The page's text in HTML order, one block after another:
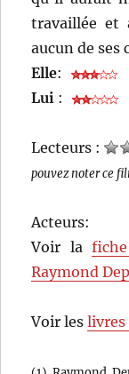
travaillée et
aucun de ses
Elle:
Lui :
Lecteurs :
pouvez noter ce
Acteurs:
Voir la
Raymond
Voir leslivres